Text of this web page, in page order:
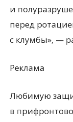
и
перед
с клумбы», —
Реклама
Любимую
в